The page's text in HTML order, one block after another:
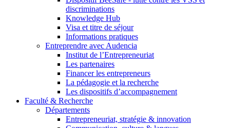
discriminations
Knowledge Hub
Visa et titre de séjour
Informations pratiques
Entreprendre avec Audencia
Institut de l’Entrepreneuriat
Les partenaires
Financer les entrepreneurs
La pédagogie et la recherche
Les dispositifs d’accompagnement
Faculté & Recherche
Départements
Entrepreneuriat, stratégie & innovation